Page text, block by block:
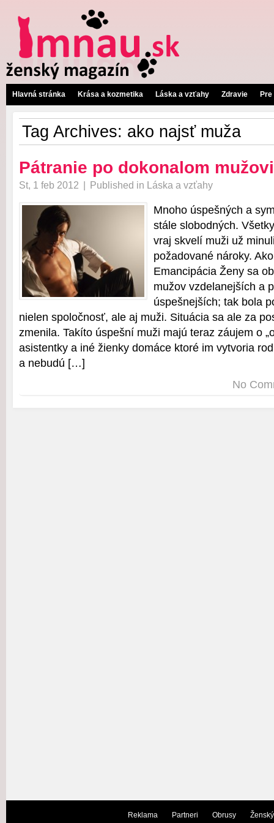
Hlavná stránka Krása a kozmetika Láska a vzťahy Zdravie
Tag Archives: ako najsť muža
Pátranie po dokonalom mužovi
St, 1 feb 2012 | Published in Láska a vzťahy
Mnoho úspešných a
stále slobodných.
vraj skvelí muži už
požadované nároky.
Emancipácia Ženy sa
mužov vzdelanejších a
úspešnejších; tak bola
nielen spoločnosť, ale aj muži. Situácia sa ale za
zmenila. Takíto úspešní muži majú teraz záujem o
asistentky a iné žienky domáce ktoré im vytvoria
a nebudú […]
No
Reklama Partneri Obrusy